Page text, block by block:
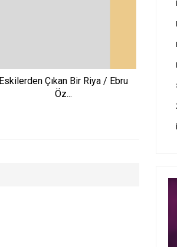
Eskilerden Çıkan Bir Riya / Ebru
Öz...